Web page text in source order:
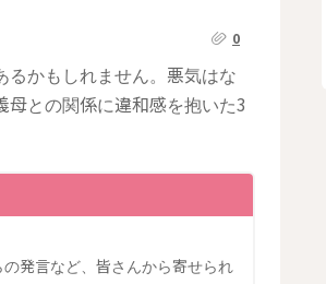
0
るかもしれません。悪気はな
母との関係に違和感を抱いた3
発言など、皆さんから寄せられ